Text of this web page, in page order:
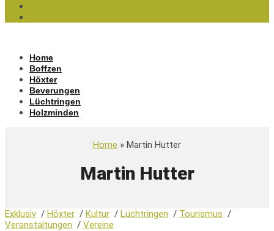
Home
Boffzen
Höxter
Beverungen
Lüchtringen
Holzminden
Home » Martin Hutter
Martin Hutter
Exklusiv / Höxter / Kultur / Lüchtringen / Tourismus /
Veranstaltungen / Vereine